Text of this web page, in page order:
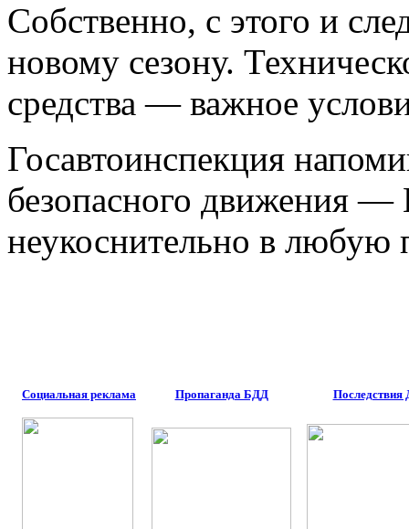
Собственно, с этого и
новому сезону.
средства — важное
Госавтоинспекция
безопасного движения
неукоснительно в любую
Социальная реклама Пропаганда БДД